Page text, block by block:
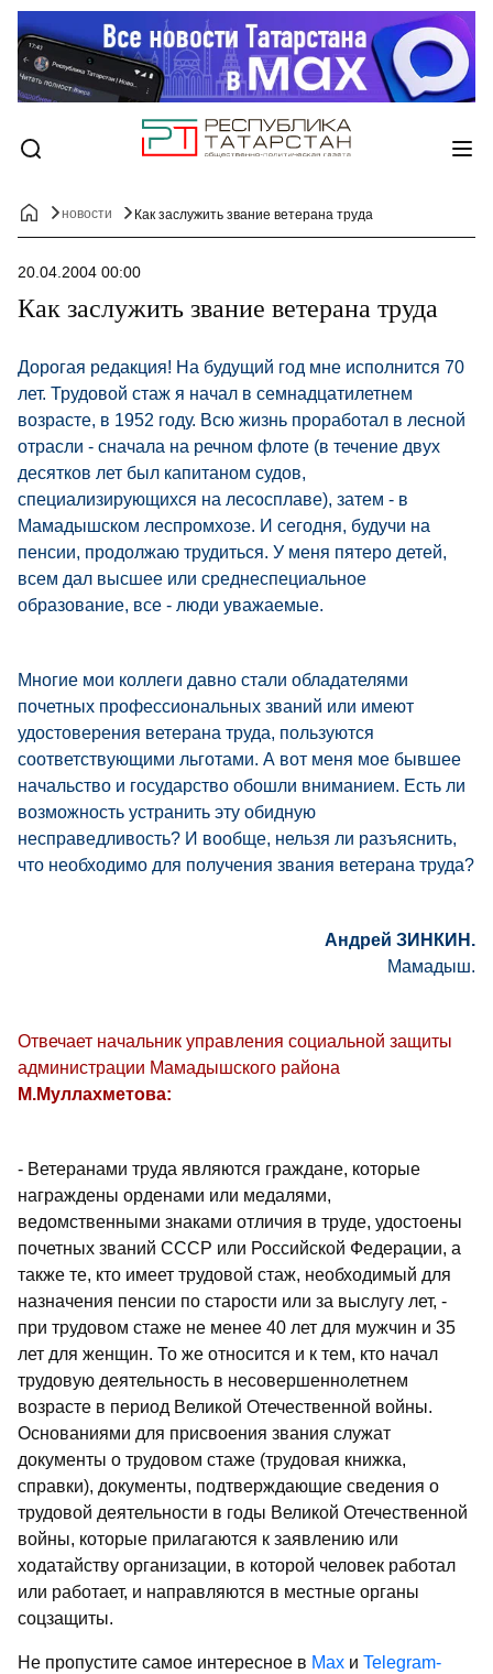
новости Как заслужить звание ветерана труда
20.04.2004 00:00
Как заслужить звание ветерана труда
Дорогая редакция! На будущий год мне исполнится 70
лет. Трудовой стаж я начал в семнадцатилетнем
возрасте, в 1952 году. Всю жизнь проработал в лесной
отрасли - сначала на речном флоте (в течение двух
десятков лет был капитаном судов,
специализирующихся на лесосплаве), затем - в
Мамадышском леспромхозе. И сегодня, будучи на
пенсии, продолжаю трудиться. У меня пятеро детей,
всем дал высшее или среднеспециальное
образование, все - люди уважаемые.
Многие мои коллеги давно стали обладателями
почетных профессиональных званий или имеют
удостоверения ветерана труда, пользуются
соответствующими льготами. А вот меня мое бывшее
начальство и государство обошли вниманием. Есть ли
возможность устранить эту обидную
несправедливость? И вообще, нельзя ли разъяснить,
что необходимо для получения звания ветерана труда?
Андрей ЗИНКИН.
Мамадыш.
Отвечает начальник управления социальной защиты
администрации Мамадышского района
М.Муллахметова:
- Ветеранами труда являются граждане, которые
награждены орденами или медалями,
ведомственными знаками отличия в труде, удостоены
почетных званий СССР или Российской Федерации, а
также те, кто имеет трудовой стаж, необходимый для
назначения пенсии по старости или за выслугу лет, -
при трудовом стаже не менее 40 лет для мужчин и 35
лет для женщин. То же относится и к тем, кто начал
трудовую деятельность в несовершеннолетнем
возрасте в период Великой Отечественной войны.
Основаниями для присвоения звания служат
документы о трудовом стаже (трудовая книжка,
справки), документы, подтверждающие сведения о
трудовой деятельности в годы Великой Отечественной
войны, которые прилагаются к заявлению или
ходатайству организации, в которой человек работал
или работает, и направляются в местные органы
соцзащиты.
Не пропустите самое интересное в Max и Telegram-